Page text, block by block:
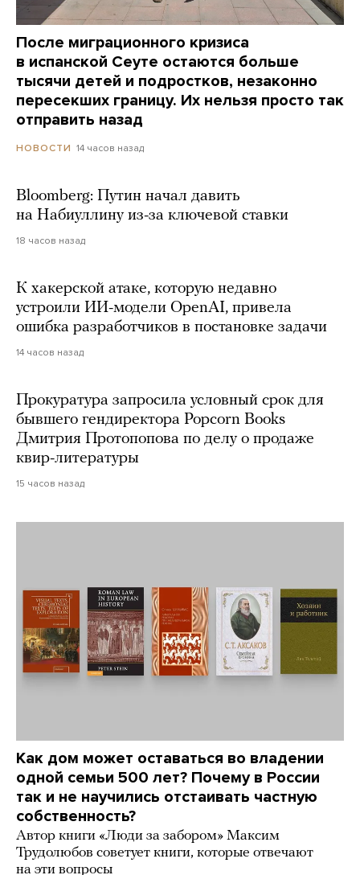
После миграционного кризиса
в испанской Сеуте остаются больше
тысячи детей и подростков, незаконно
пересекших границу. Их нельзя просто так
отправить назад
НОВОСТИ 14 часов назад
Bloomberg: Путин начал давить
на Набиуллину из-за ключевой ставки
18 часов назад
К хакерской атаке, которую недавно
устроили ИИ-модели OpenAI, привела
ошибка разработчиков в постановке задачи
14 часов назад
Прокуратура запросила условный срок для
бывшего гендиректора Popcorn Books
Дмитрия Протопопова по делу о продаже
квир-литературы
15 часов назад
Как дом может оставаться во владении
одной семьи 500 лет? Почему в России
так и не научились отстаивать частную
собственность?
Автор книги «Люди за забором» Максим
Трудолюбов советует книги, которые отвечают
на эти вопросы